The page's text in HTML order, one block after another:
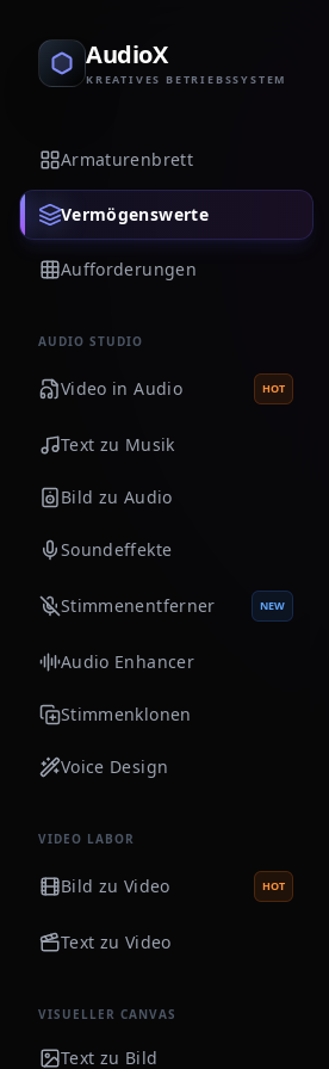
AudioX
KREATIVES BETRIEBSSYSTEM
Armaturenbrett
Vermögenswerte
Aufforderungen
AUDIO STUDIO
Video in Audio HOT
Text zu Musik
Bild zu Audio
Soundeffekte
Stimmenentferner NEW
Audio Enhancer
Stimmenklonen
Voice Design
VIDEO LABOR
Bild zu Video HOT
Text zu Video
VISUELLER CANVAS
Text zu Bild